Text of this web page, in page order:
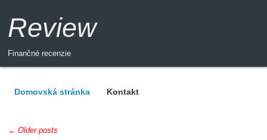
Review
Finančné recenzie
Domovská stránka Kontakt
← Older posts